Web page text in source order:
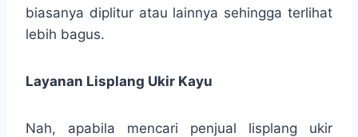
biasanya diplitur atau lainnya sehingga terlihat
lebih bagus.
Layanan Lisplang Ukir Kayu
Nah, apabila mencari penjual lisplang ukir